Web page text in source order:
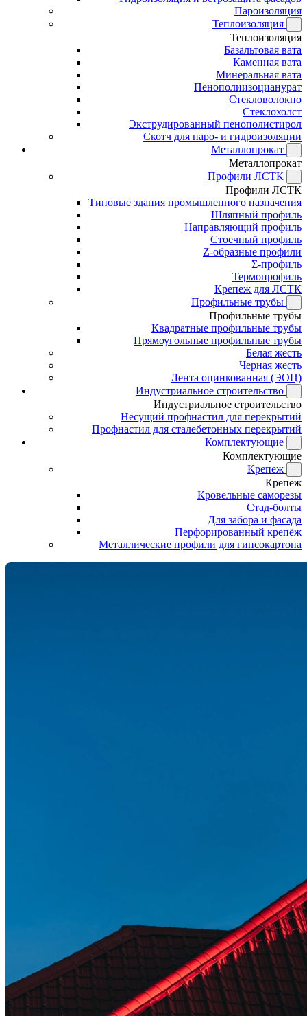
Пароизоляция
Теплоизоляция
Теплоизоляция
Базальтовая вата
Каменная вата
Минеральная вата
Пенополиизоцианурат
Стекловолокно
Стеклохолст
Экструдированный пенополистирол
Скотч для паро- и гидроизоляции
Металлопрокат
Металлопрокат
Профили ЛСТК
Профили ЛСТК
Типовые здания промышленного назначения
Шляпный профиль
Направляющий профиль
Стоечный профиль
Z-образные профили
Σ-профиль
Термопрофиль
Крепеж для ЛСТК
Профильные трубы
Профильные трубы
Квадратные профильные трубы
Прямоугольные профильные трубы
Белая жесть
Черная жесть
Лента оцинкованная (ЭОЦ)
Индустриальное строительство
Индустриальное строительство
Несущий профнастил для перекрытий
Профнастил для сталебетонных перекрытий
Комплектующие
Комплектующие
Крепеж
Крепеж
Кровельные саморезы
Стад-болты
Для забора и фасада
Перфорированный крепёж
Металлические профили для гипсокартона